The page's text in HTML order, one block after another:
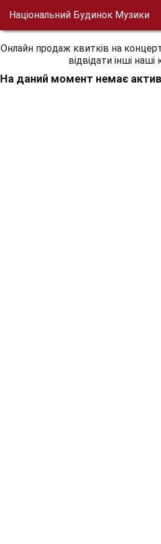
Національний Будинок Музики
Онлайн продаж квитків на
відвідати інші наші
На даний момент немає